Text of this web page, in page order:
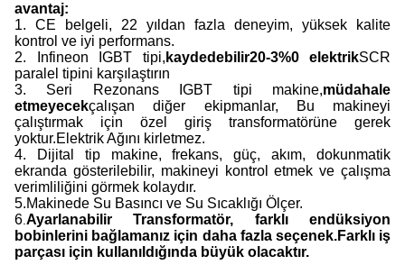
avantaj:
1. CE belgeli, 22 yıldan fazla deneyim, yüksek kalite
kontrol ve iyi performans.
2. Infineon IGBT tipi, kaydedebilir20-3%0 elektrikSCR
paralel tipini karşılaştırın
3. Seri Rezonans IGBT tipi makine,müdahale
etmeyecekçalışan diğer ekipmanlar, Bu makineyi
çalıştırmak için özel giriş transformatörüne gerek
yoktur.Elektrik Ağını kirletmez.
4. Dijital tip makine, frekans, güç, akım, dokunmatik
ekranda gösterilebilir, makineyi kontrol etmek ve çalışma
verimliliğini görmek kolaydır.
5.Makinede Su Basıncı ve Su Sıcaklığı Ölçer.
6 Ayarlanabilir Transformatör, farklı endüksiyon
bobinlerini bağlamanız için daha fazla seçenek.Farklı iş
parçası için kullanıldığında büyük olacaktır.